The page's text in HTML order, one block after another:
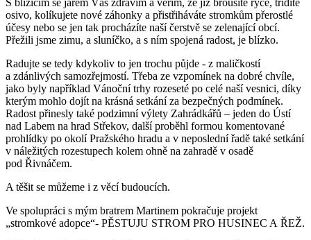
S blížícím se jarem Vás zdravím a věřím, že již brousíte rýče, třídíte
osivo, kolíkujete nové záhonky a přistřiháváte stromkům přerostlé
účesy nebo se jen tak procházíte naší čerstvě se zelenající obcí.
Přežili jsme zimu, a sluníčko, a s ním spojená radost, je blízko.
Radujte se tedy kdykoliv to jen trochu půjde - z maličkostí
a zdánlivých samozřejmostí. Třeba ze vzpomínek na dobré chvíle,
jako byly například Vánoční trhy rozeseté po celé naší vesnici, díky
kterým mohlo dojít na krásná setkání za bezpečných podmínek.
Radost přinesly také podzimní výlety Zahrádkářů – jeden do Ústí
nad Labem na hrad Střekov, další proběhl formou komentované
prohlídky po okolí Pražského hradu a v neposlední řadě také setkání
v náležitých rozestupech kolem ohně na zahradě v osadě
pod Řivnáčem.
A těšit se můžeme i z věcí budoucích.
Ve spolupráci s mým bratrem Martinem pokračuje projekt
„stromkové adopce“- PĚSTUJU STROM PRO HUSINEC A ŘEŽ.